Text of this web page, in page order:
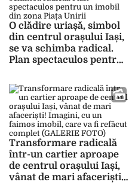
O clădire uriașă, simbol
din centrul orașului Iași,
se va schimba radical.
Plan spectaculos pentru
Unirii
Transformare radicală
într-un cartier aproape
de centrul orașului Iași,
vânat de mari afaceriști!